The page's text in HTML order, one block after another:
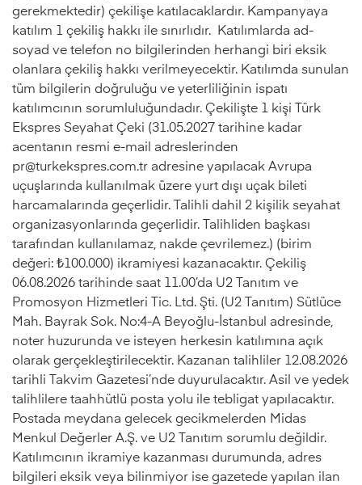
gerekmektedir) çekilişe katılacaklardır. Kampanyaya
katılım 1 çekiliş hakkı ile sınırlıdır. Katılımlarda ad-
soyad ve telefon no bilgilerinden herhangi biri eksik
olanlara çekiliş hakkı verilmeyecektir. Katılımda sunulan
tüm bilgilerin doğruluğu ve yeterliliğinin ispatı
katılımcının sorumluluğundadır. Çekilişte 1 kişi Türk
Ekspres Seyahat Çeki (31.05.2027 tarihine kadar
acentanın resmi e-mail adreslerinden
pr@turkekspres.com.tradresine yapılacak Avrupa
uçuşlarında kullanılmak üzere yurt dışı uçak bileti
harcamalarında geçerlidir. Talihli dahil 2 kişilik seyahat
organizasyonlarında geçerlidir. Talihliden başkası
tarafından kullanılamaz, nakde çevrilemez.) (birim
değeri: ₺100.000) ikramiyesi kazanacaktır. Çekiliş
06.08.2026 tarihinde saat 11.00’da U2 Tanıtım ve
Promosyon Hizmetleri Tic. Ltd. Şti. (U2 Tanıtım) Sütlüce
Mah. Bayrak Sok. No:4-A Beyoğlu-İstanbul adresinde,
noter huzurunda ve isteyen herkesin katılımına açık
olarak gerçekleştirilecektir. Kazanan talihliler 12.08.2026
tarihli Takvim Gazetesi’nde duyurulacaktır. Asil ve yedek
talihlilere taahhütlü posta yolu ile tebligat yapılacaktır.
Postada meydana gelecek gecikmelerden Midas
Menkul Değerler A.Ş. ve U2 Tanıtım sorumlu değildir.
Katılımcının ikramiye kazanması durumunda, adres
bilgileri eksik veya bilinmiyor ise gazetede yapılan ilan